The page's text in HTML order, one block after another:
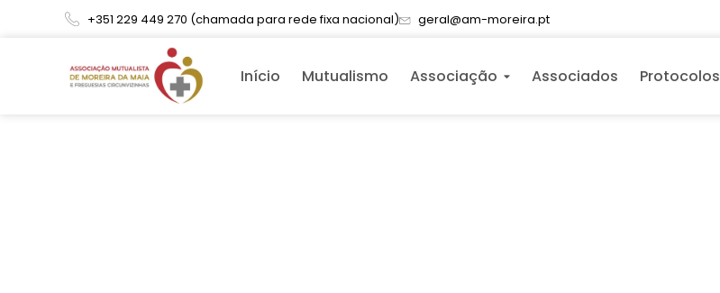
+351 229 449 270 (chamada para rede fixa nacional) geral@am-moreira.pt
Início Mutualismo Associação Associados Protocolos